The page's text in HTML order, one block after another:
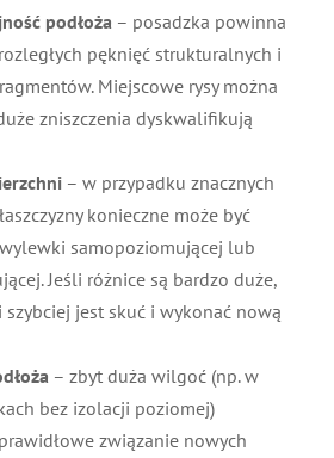
podłoża – posadzka powinna
pęknięć strukturalnych i
Miejscowe rysy można
zniszczenia dyskwalifikują
– w przypadku znacznych
konieczne może być
samopoziomującej lub
Jeśli różnice są bardzo duże,
szybciej jest skuć i wykonać nową
– zbyt duża wilgoć (np. w
bez izolacji poziomej)
związanie nowych